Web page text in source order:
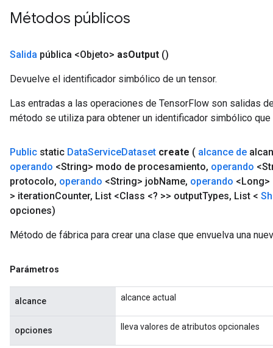
Métodos públicos
Salida pública <Objeto> asOutput ()
Devuelve el identificador simbólico de un tensor.
Las entradas a las operaciones de TensorFlow son salidas
método se utiliza para obtener un identificador simbólico
Public static DataServiceDataset create ( alcance de
operando <String> modo de procesamiento, operando
protocolo, operando <String> jobName, operando <Long>
> iterationCounter, List <Class <? >> outputTypes, List <
opciones)
Método de fábrica para crear una clase que envuelva una
Parámetros
alcance alcance actual
opciones lleva valores de atributos opcionales